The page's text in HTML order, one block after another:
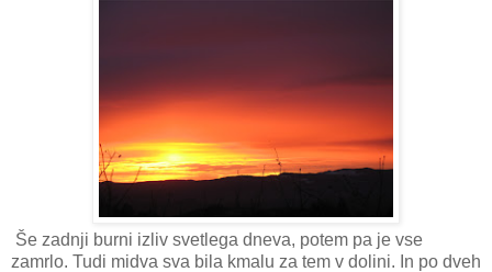
Še zadnji burni izliv svetlega dneva, potem pa je vse
zamrlo. Tudi midva sva bila kmalu za tem v dolini. In po dveh